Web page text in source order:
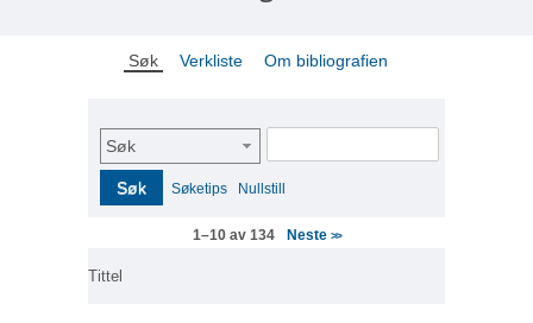
Søk Verkliste Om bibliografien
Søk
Søk Søketips Nullstill
1–10 av 134 Neste >>
Tittel